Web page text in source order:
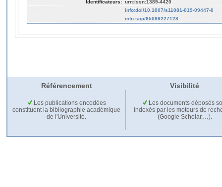
Identificateurs: urn:issn:1389-4420
info:doi/10.1007/s11081-019-09447-0
info:scp/85069227128
Référencement Visibilité
Les publications encodées
constituent la bibliographie académique
de l'Université.
Les documents déposés
indexés par les moteurs de
(Google Scholar,…).